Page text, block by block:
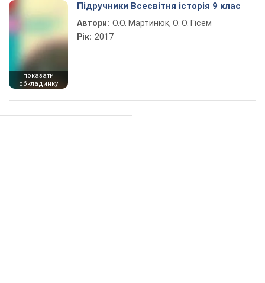
показати
обкладинку
Підручники Всесвітня історія 9 клас
Автори: О.О. Мартинюк, О. О. Гісем
Рік: 2017